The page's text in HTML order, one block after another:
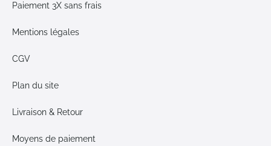
Paiement 3X sans frais
Mentions légales
CGV
Plan du site
Livraison & Retour
Moyens de paiement